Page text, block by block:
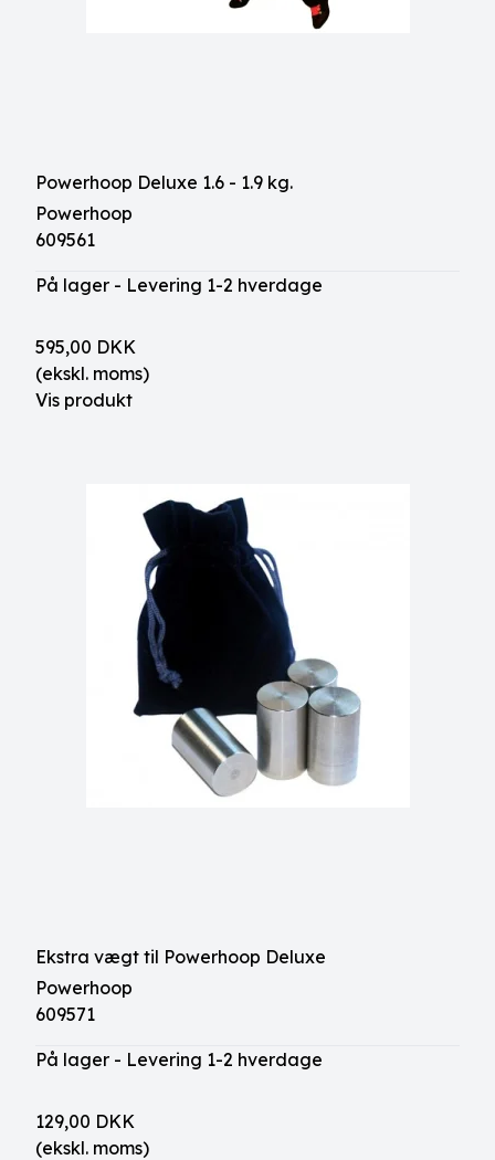
Powerhoop Deluxe 1.6 - 1.9 kg.
Powerhoop
609561
På lager - Levering 1-2 hverdage
595,00 DKK
(ekskl. moms)
Vis produkt
Ekstra vægt til Powerhoop Deluxe
Powerhoop
609571
På lager - Levering 1-2 hverdage
129,00 DKK
(ekskl. moms)